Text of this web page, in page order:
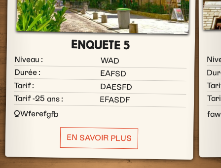
ENQUETE 5
Niveau : WAD
Durée : EAFSD
Tarif : DAESFD
Tarif -25 ans : EFASDF
QWferefgfb
EN SAVOIR PLUS